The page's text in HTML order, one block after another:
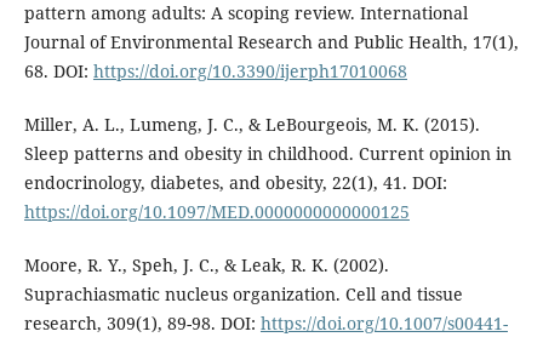
pattern among adults: A scoping review. International
Journal of Environmental Research and Public Health, 17(1),
68. DOI: https://doi.org/10.3390/ijerph17010068
Miller, A. L., Lumeng, J. C., & LeBourgeois, M. K. (2015).
Sleep patterns and obesity in childhood. Current opinion in
endocrinology, diabetes, and obesity, 22(1), 41. DOI:
https://doi.org/10.1097/MED.0000000000000125
Moore, R. Y., Speh, J. C., & Leak, R. K. (2002).
Suprachiasmatic nucleus organization. Cell and tissue
research, 309(1), 89-98. DOI: https://doi.org/10.1007/s00441-